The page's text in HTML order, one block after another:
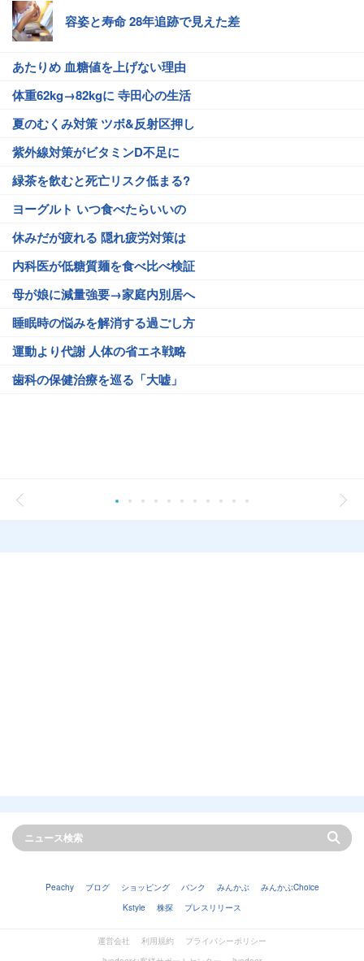
容姿と寿命 28年追跡で見えた差
あたりめ 血糖値を上げない理由
体重62kg→82kgに 寺田心の生活
夏のむくみ対策 ツボ&反射区押し
紫外線対策がビタミンD不足に
緑茶を飲むと死亡リスク低まる?
ヨーグルト いつ食べたらいいの
休みだが疲れる 隠れ疲労対策は
内科医が低糖質麺を食べ比べ検証
母が娘に減量強要→家庭内別居へ
睡眠時の悩みを解消する過ごし方
運動より代謝 人体の省エネ戦略
歯科の保健治療を巡る「大嘘」
Peachy ブログ ショッピング バンク みんかぶ
みんかぶChoice
Kstyle
株探 プレスリリース
運営会社 利用規約
プライバシーポリシー